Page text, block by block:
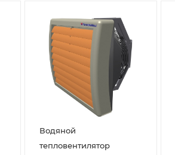
Водяной
тепловентилятор